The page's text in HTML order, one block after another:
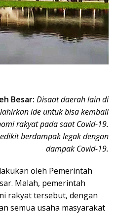
Besar: Disaat daerah lain di
ide untuk bisa kembali
rakyat pada saat Covid-19.
berdampak legak dengan
dampak Covid-19.
oleh Pemerintah
Malah, pemerintah
rakyat tersebut, dengan
semua usaha masyarakat